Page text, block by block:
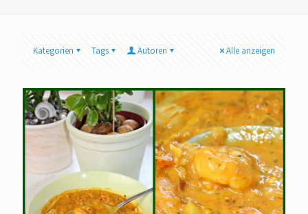
Kategorien Tags Autoren Alle anzeigen